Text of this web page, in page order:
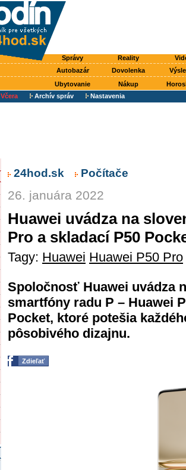
Správy Reality
Autobazár Dovolenka
Ubytovanie Nákup
Včera Archív správ Nastavenia
24hod.sk Počítače
26. januára 2022
Huawei uvádza na
Pro a skladací P50
Tagy: Huawei Huawei P50 Pro
Spoločnosť Huawei uvádza
smartfóny radu P – Huawei
Pocket, ktoré potešia
pôsobivého dizajnu.
Zdieľať